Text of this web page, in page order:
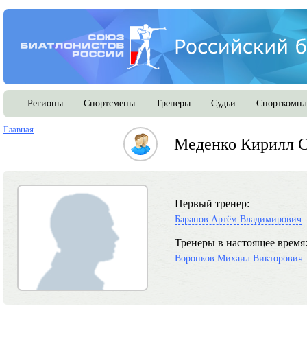
Регионы Спортсмены Тренеры Судьи
Главная
Меденко Кирилл
Первый тренер:
Баранов Артём Владимирович
Тренеры в настоящее время:
Воронков Михаил Викторович